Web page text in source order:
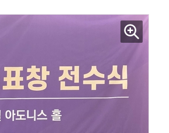
트북 공략 본격화…MSI 모니터 공개
속…외부 파트너 유치 포석
10 삼성전자 차세대 메모리 'V낸드